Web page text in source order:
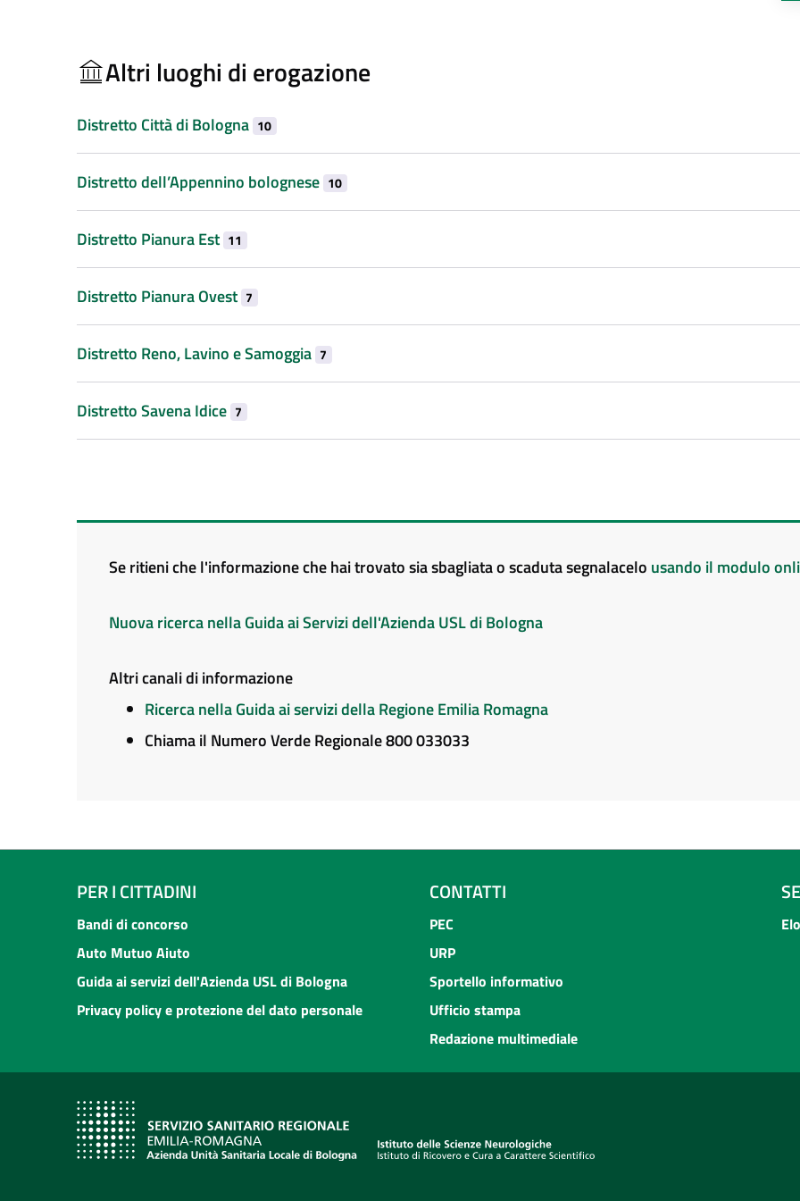
Altri luoghi di erogazione
Distretto Città di Bologna 10
Distretto dell’Appennino bolognese 10
Distretto Pianura Est 11
Distretto Pianura Ovest 7
Distretto Reno, Lavino e Samoggia 7
Distretto Savena Idice 7
Se ritieni che l'informazione che hai trovato sia sbagliata o scaduta segnalacelo usando il modulo
Nuova ricerca nella Guida ai Servizi dell'Azienda USL di Bologna
Altri canali di informazione
Ricerca nella Guida ai servizi della Regione Emilia Romagna
Chiama il Numero Verde Regionale 800 033033
PER I CITTADINI
Bandi di concorso
Auto Mutuo Aiuto
Guida ai servizi dell'Azienda USL di Bologna
Privacy policy e protezione del dato personale
CONTATTI
PEC
URP
Sportello informativo
Ufficio stampa
Redazione multimediale